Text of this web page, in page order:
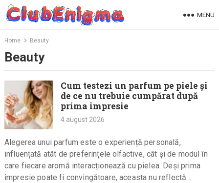
Skip
MENU
Home Beauty
Beauty
Cum testezi un parfum pe piele și
de ce nu trebuie cumpărat după
prima impresie
4 august 2026
Alegerea unui parfum este o experiență personală,
influențată atât de preferințele olfactive, cât și de modul în
care fiecare aromă interacționează cu pielea. Deși prima
impresie poate fi convingătoare, aceasta nu reflectă